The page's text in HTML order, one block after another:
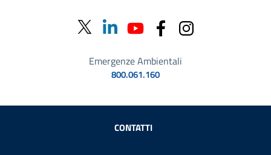
Emergenze Ambientali
800.061.160
Sezione Link Utili
CONTATTI